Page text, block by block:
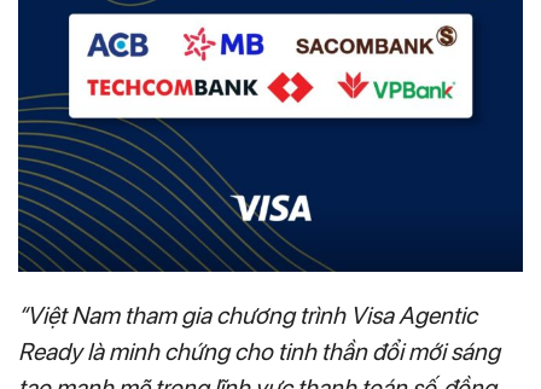
“Việt Nam tham gia chương trình Visa Agentic
Ready là minh chứng cho tinh thần đổi mới sáng